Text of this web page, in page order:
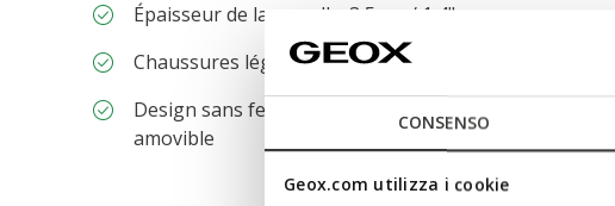
CONSENSO
Geox.com utilizza i cookie
Épaisseur de la semelle: 3,5 cm / 1,4"
Chaussures légères
Design sans fermeture, pour un enfilage plus rapide;
amovible